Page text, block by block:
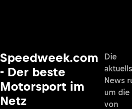
Speedweek.com
- Der beste
Motorsport im
Netz
Die
News
um die
von